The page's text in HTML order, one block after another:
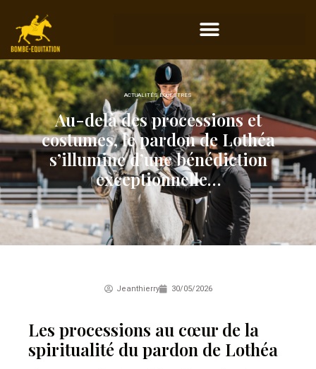
ACTUALITÉS ÉQUESTRES
Au-delà des processions et
costumes, le pardon de Lothéa
s’illumine d’une bénédiction
exceptionnelle…
Jeanthierry 30/05/2026
Les processions au cœur de la
spiritualité du pardon de Lothéa